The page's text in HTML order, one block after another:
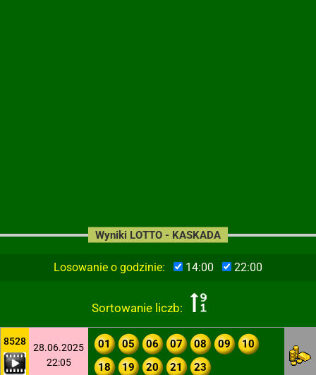
Losowanie o godzinie: 14:00 22:00
Sortowanie liczb:
Wyniki LOTTO - KASKADA
8528
28.06.2025
22:05
01 05 06 07 08 09
10
18
19 20 21 23